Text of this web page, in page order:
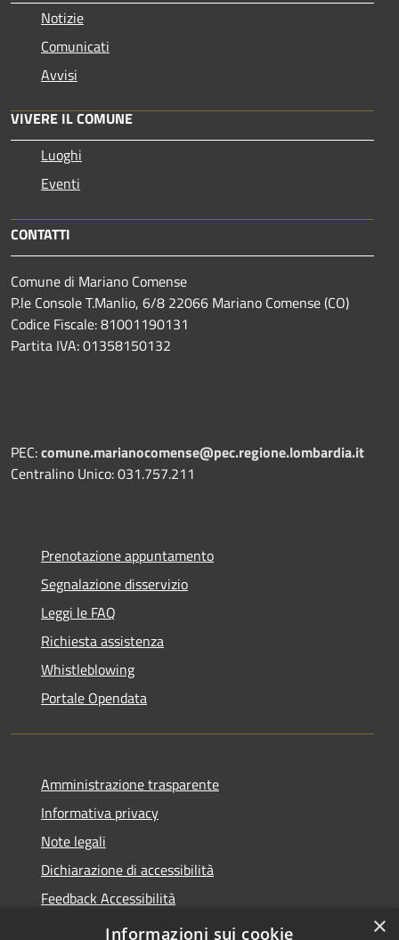
Notizie
Comunicati
Avvisi
VIVERE IL COMUNE
Luoghi
Eventi
CONTATTI
Comune di Mariano Comense
P.le Console T.Manlio, 6/8 22066 Mariano Comense (CO)
Codice Fiscale: 81001190131
Partita IVA: 01358150132
PEC:comune.marianocomense@pec.regione.lombardia.it
Centralino Unico: 031.757.211
Prenotazione appuntamento
Segnalazione disservizio
Leggi le FAQ
Richiesta assistenza
Whistleblowing
Portale Opendata
Amministrazione trasparente
Informativa privacy
Note legali
Dichiarazione di accessibilità
Feedback Accessibilità
Fatturare al comune
×
Informazioni sui cookie